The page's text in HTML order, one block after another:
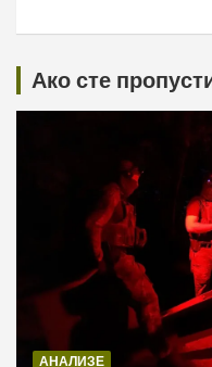
Ако сте
АНАЛИЗЕ